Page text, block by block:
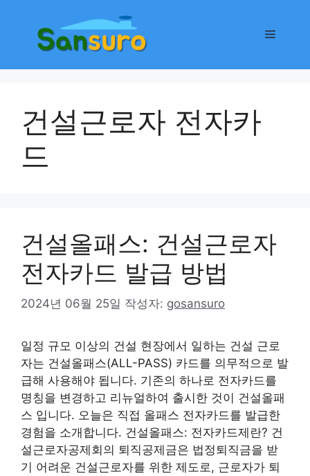
메
건설근로자 전자카
드
건설올패스: 건설근로자
전자카드 발급 방법
2024년 06월 25일 작성자: gosansuro
일정 규모 이상의 건설 현장에서 일하는 건설 근로
자는 건설올패스(ALL-PASS) 카드를 의무적으로 발
급해 사용해야 됩니다. 기존의 하나로 전자카드를
명칭을 변경하고 리뉴얼하여 출시한 것이 건설올패
스 입니다. 오늘은 직접 올패스 전자카드를 발급한
경험을 소개합니다. 건설올패스: 전자카드제란? 건
설근로자공제회의 퇴직공제금은 법정퇴직금을 받
기 어려운 건설근로자를 위한 제도로, 근로자가 퇴